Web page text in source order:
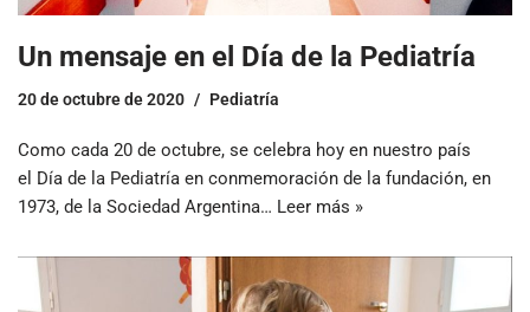
Un mensaje en el Día de la Pediatría
20 de octubre de 2020 Pediatría
Como cada 20 de octubre, se celebra hoy en nuestro país
el Día de la Pediatría en conmemoración de la fundación, en
1973, de la Sociedad Argentina… Leer más »